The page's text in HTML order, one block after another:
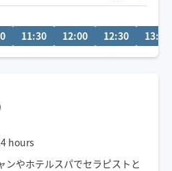
す😌
ゆったり癒しの施術も可能で
わせた施術が出来るよう努め
お願い致します！
11:30 12:00 12:30 13:00
hours
ンやホテルスパでセラピストと